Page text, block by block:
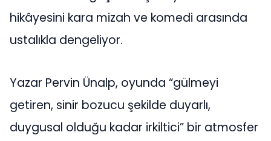
hikâyesini kara mizah ve komedi arasında
ustalıkla dengeliyor.
Yazar Pervin Ünalp, oyunda “gülmeyi
getiren, sinir bozucu şekilde duyarlı,
duygusal olduğu kadar irkiltici” bir atmosfer